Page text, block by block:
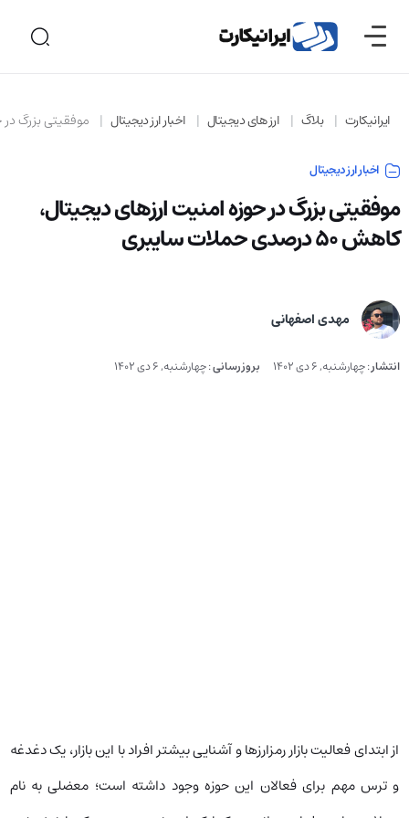
ایرانیکارت بلاگ ارز های دیجیتال اخبار ارز دیجیتال موفقیتی بزرگ در حوزه
اخبار ارز دیجیتال
موفقیتی بزرگ در حوزه امنیت ارزهای دیجیتال،
کاهش 50 درصدی حملات سایبری
مهدی اصفهانی
انتشار:چهارشنبه, 6 دی 1402 بروزرسانی:چهارشنبه, 6 دی 1402
از ابتدای فعالیت بازار رمزارزها و آشنایی بیشتر افراد با این بازار، یک دغدغه
و ترس مهم برای فعالان این حوزه وجود داشته است؛ معضلی به نام